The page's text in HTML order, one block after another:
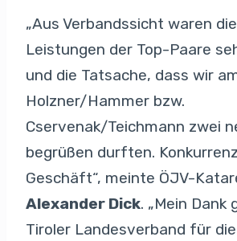
„Aus Verbandssicht waren
Leistungen der Top-Paare
und die Tatsache, dass wir
Holzner/Hammer bzw.
Cservenak/Teichmann zwei
begrüßen durften.
Geschäft“, meinte ÖJV-
Alexander Dick. „Mein Dank
Tiroler Landesverband für